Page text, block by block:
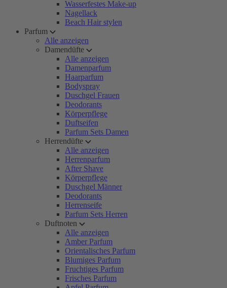
Wasserfestes Make-up
Nagellack
Beach Hair stylen
Parfum
Alle anzeigen
Damendüfte
Alle anzeigen
Damenparfum
Haarparfum
Bodyspray
Duschgel Frauen
Deodorants
Körperpflege
Duftseifen
Parfum Sets Damen
Herrendüfte
Alle anzeigen
Herrenparfum
After Shave
Körperpflege
Duschgel Männer
Deodorants
Herrenseife
Parfum Sets Herren
Duftnoten
Alle anzeigen
Amber Parfum
Orientalisches Parfum
Blumiges Parfum
Fruchtiges Parfum
Frisches Parfum